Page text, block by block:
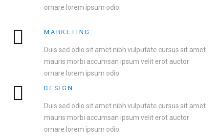
ornare lorem ipsum odio.
MARKETING
Duis sed odio sit amet nibh vulputate cursus sit amet
mauris morbi accumsan ipsum velit erot auctor
ornare lorem ipsum odio.
DESIGN
Duis sed odio sit amet nibh vulputate cursus sit amet
mauris morbi accumsan ipsum velit erot auctor
ornare lorem ipsum odio.